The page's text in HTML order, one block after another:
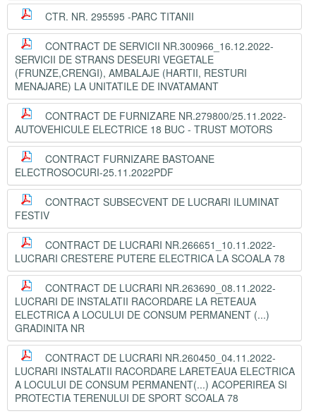
CTR. NR. 295595 -PARC TITANII
CONTRACT DE SERVICII NR.300966_16.12.2022-
SERVICII DE STRANS DESEURI VEGETALE
(FRUNZE,CRENGI), AMBALAJE (HARTII, RESTURI
MENAJARE) LA UNITATILE DE INVATAMANT
CONTRACT DE FURNIZARE NR.279800/25.11.2022-
AUTOVEHICULE ELECTRICE 18 BUC - TRUST MOTORS
CONTRACT FURNIZARE BASTOANE
ELECTROSOCURI-25.11.2022PDF
CONTRACT SUBSECVENT DE LUCRARI ILUMINAT
FESTIV
CONTRACT DE LUCRARI NR.266651_10.11.2022-
LUCRARI CRESTERE PUTERE ELECTRICA LA SCOALA 78
CONTRACT DE LUCRARI NR.263690_08.11.2022-
LUCRARI DE INSTALATII RACORDARE LA RETEAUA
ELECTRICA A LOCULUI DE CONSUM PERMANENT (...)
GRADINITA NR
CONTRACT DE LUCRARI NR.260450_04.11.2022-
LUCRARI INSTALATII RACORDARE LARETEAUA ELECTRICA
A LOCULUI DE CONSUM PERMANENT(...) ACOPERIREA SI
PROTECTIA TERENULUI DE SPORT SCOALA 78